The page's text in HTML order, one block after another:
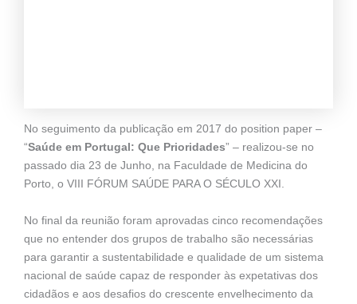
No seguimento da publicação em 2017 do position paper –
“Saúde em Portugal: Que Prioridades” – realizou-se no
passado dia 23 de Junho, na Faculdade de Medicina do
Porto, o VIII FÓRUM SAÚDE PARA O SÉCULO XXI.
No final da reunião foram aprovadas cinco recomendações
que no entender dos grupos de trabalho são necessárias
para garantir a sustentabilidade e qualidade de um sistema
nacional de saúde capaz de responder às expetativas dos
cidadãos e aos desafios do crescente envelhecimento da